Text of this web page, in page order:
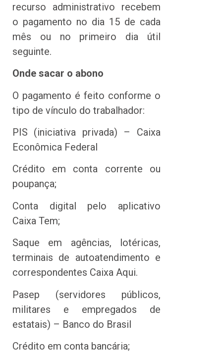
recurso administrativo recebem
o pagamento no dia 15 de cada
mês ou no primeiro dia útil
seguinte.
Onde sacar o abono
O pagamento é feito conforme o
tipo de vínculo do trabalhador:
PIS (iniciativa privada) – Caixa
Econômica Federal
Crédito em conta corrente ou
poupança;
Conta digital pelo aplicativo
Caixa Tem;
Saque em agências, lotéricas,
terminais de autoatendimento e
correspondentes Caixa Aqui.
Pasep (servidores públicos,
militares e empregados de
estatais) – Banco do Brasil
Crédito em conta bancária;